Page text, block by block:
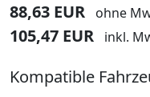
88,63 EUR ohne
105,47 EUR inkl.
Kompatible